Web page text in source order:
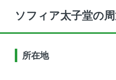
ソフィア太子堂の
所在地